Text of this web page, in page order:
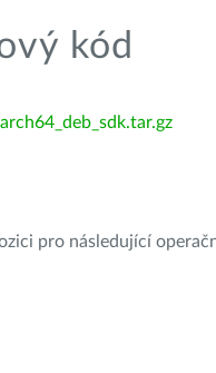
kód
pro následující